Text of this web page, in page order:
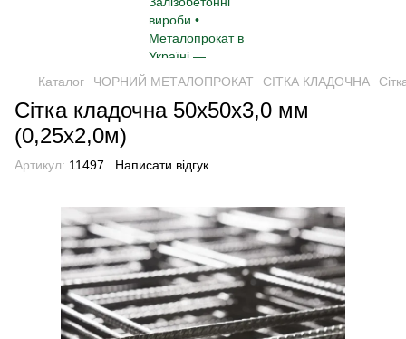
Каталог ЧОРНИЙ МЕТАЛОПРОКАТ СІТКА КЛАДОЧНА
Сітка кладочна 50х50х3,0 мм
(0,25х2,0м)
Артикул: 11497 Написати відгук